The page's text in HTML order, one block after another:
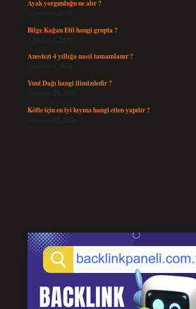
Ayak yorgunluğu ne alır ?
Ağustos 5, 2026
Bilge Kağan Etil hangi grupta ?
Ağustos 4, 2026
Anestezi 4 yıllığa nasıl tamamlanır ?
Ağustos 4, 2026
Yunt Dağı hangi ilimizdedir ?
Temmuz 29, 2026
Köfte için en iyi kıyma hangi etten yapılır ?
Temmuz 27, 2026